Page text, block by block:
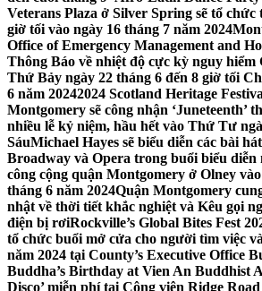
Veterans Plaza ở Silver Spring sẽ tổ
giờ tối vào ngày 16 tháng 7 năm 2024
Office of Emergency Management and
Thông Báo về nhiệt độ cực kỳ nguy
Thứ Bảy ngày 22 tháng 6 đến 8 giờ tối
6 năm 20242024 Scotland Heritage
Montgomery sẽ công nhận ‘Juneteenth’
nhiều lễ kỷ niệm, hầu hết vào Thứ Tư
SáuMichael Hayes sẽ biểu diễn các bài
Broadway và Opera trong buổi biểu
công cộng quận Montgomery ở Olney
tháng 6 năm 2024Quận Montgomery
nhật về thời tiết khắc nghiệt và Kêu gọi
điện bị rơiRockville’s Global Bites Fest
tổ chức buổi mở cửa cho người tìm việc
năm 2024 tại County’s Executive Office
Buddha’s Birthday at Vien An Buddhist
Disco’ miễn phí tại Công viên Ridge